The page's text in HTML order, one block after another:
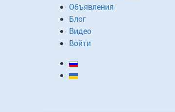
Объявления
Блог
Видео
Войти